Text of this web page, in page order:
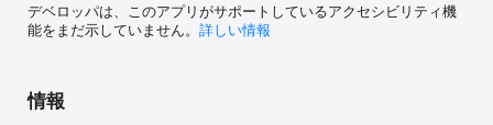
■「防犯マップ」で近所の安全を確認できる
・防犯に関わる情報を、9種類のアイコンで地図上に表示します。ア
デベロッパは、このアプリがサポートしているアクセシビリティ機
能をまだ示していません。 詳しい情報
情報